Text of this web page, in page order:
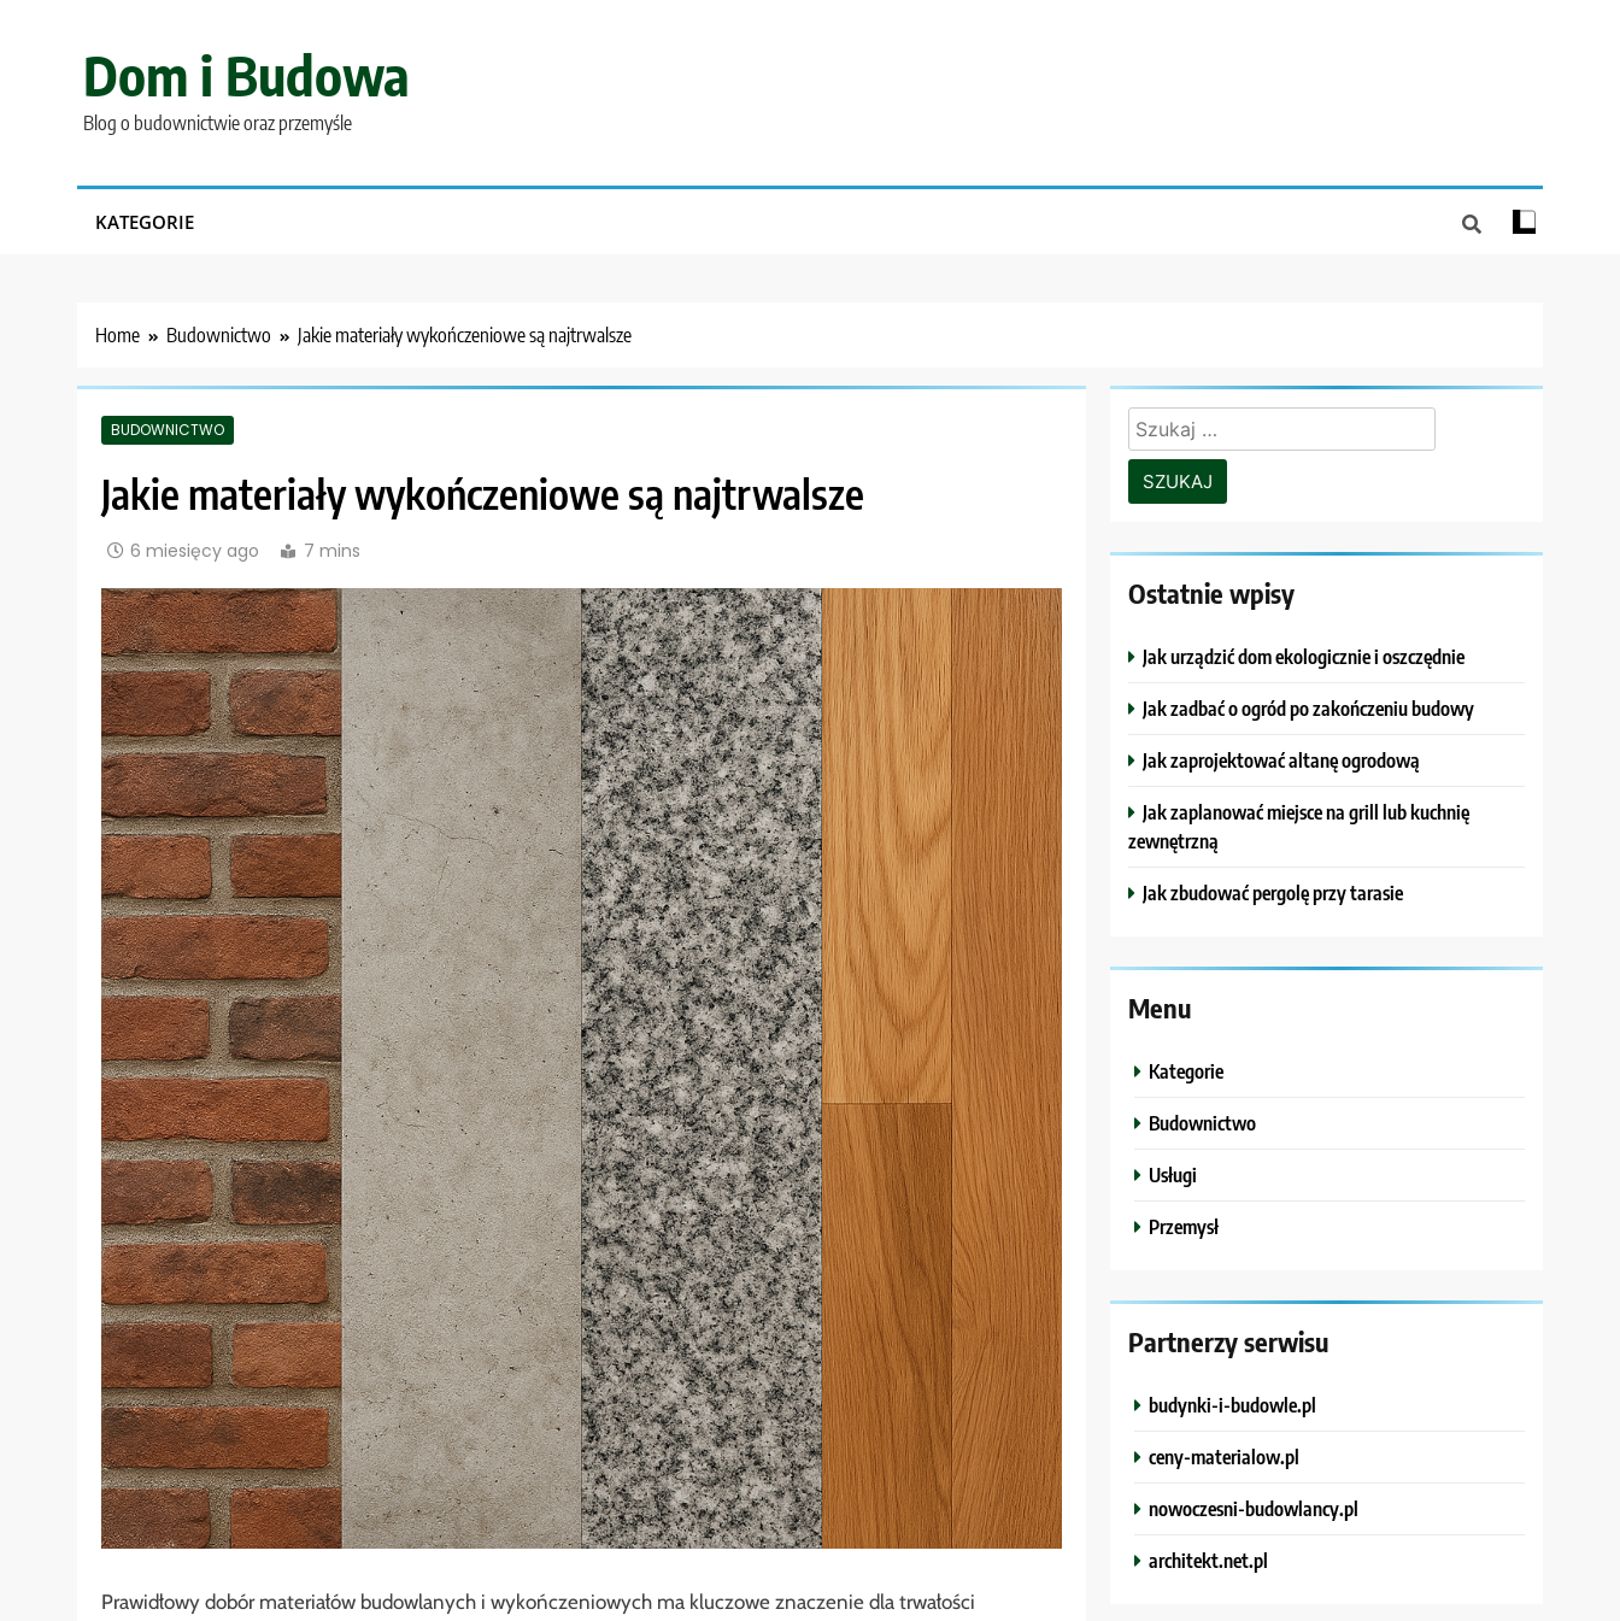
Dom i Budowa
Blog o budownictwie oraz przemyśle
KATEGORIE
Home Budownictwo Jakie materiały wykończeniowe są najtrwalsze
BUDOWNICTWO
Jakie materiały wykończeniowe są najtrwalsze
6 miesięcy ago 7 mins
Prawidłowy dobór materiałów budowlanych i wykończeniowych ma kluczowe znaczenie dla trwałości
Szukaj:
Ostatnie wpisy
Jak urządzić dom ekologicznie i oszczędnie
Jak zadbać o ogród po zakończeniu budowy
Jak zaprojektować altanę ogrodową
Jak zaplanować miejsce na grill lub kuchnię
zewnętrzną
Jak zbudować pergolę przy tarasie
Menu
Kategorie
Budownictwo
Usługi
Przemysł
Partnerzy serwisu
budynki-i-budowle.pl
ceny-materialow.pl
nowoczesni-budowlancy.pl
architekt.net.pl